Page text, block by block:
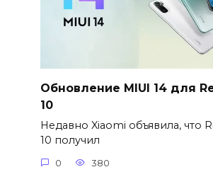
Обновление MIUI 14 для
10
Недавно Xiaomi объявила, что
10 получил
0 380